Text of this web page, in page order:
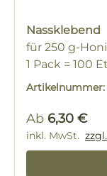
Nassklebend
für 250 g-
1 Pack = 100
Artikelnummer:
Regulärer
Ab 6,30 €
inkl. MwSt.